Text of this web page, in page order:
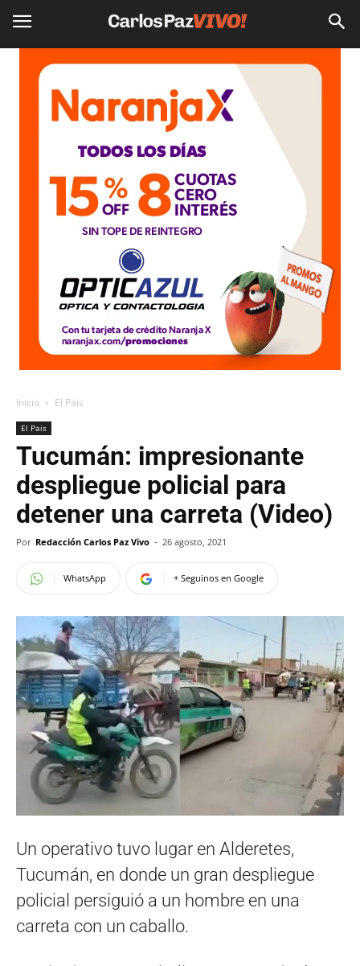
Inicio El Pais
El Pais
Tucumán: impresionante
despliegue policial para
detener una carreta (Video)
Por Redacción Carlos Paz Vivo - 26 agosto, 2021
WhatsApp + Seguinos en Google
Un operativo tuvo lugar en Alderetes,
Tucumán, en donde un gran despliegue
policial persiguió a un hombre en una
carreta con un caballo.